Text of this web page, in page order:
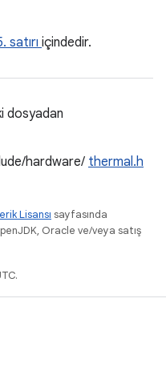
satırı içindedir.
dosyadan
hardware/ thermal.h
Lisansı sayfasında
Oracle ve/veya satış